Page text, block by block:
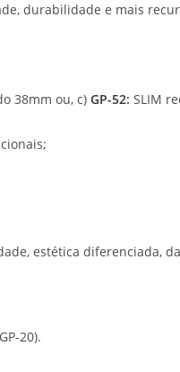
durabilidade e mais
38mm ou, c) GP-52: SLIM
estética diferenciada,
20).